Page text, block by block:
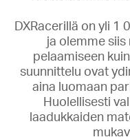
DXRacerillä on yli 1
ja olemme
pelaamiseen
suunnittelu ovat
aina luomaan
Huolellisesti
laadukkaiden